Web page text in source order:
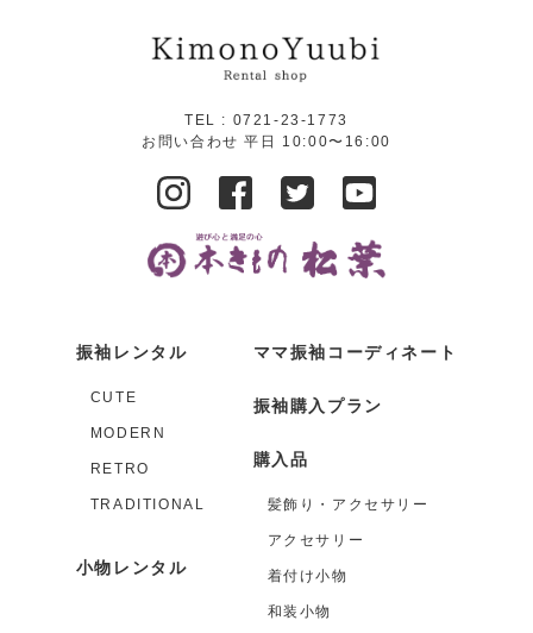
TEL : 0721-23-1773
お問い合わせ 平日 10:00〜16:00
振袖レンタル
CUTE
MODERN
RETRO
TRADITIONAL
小物レンタル
ママ振袖コーディネート
振袖購入プラン
購入品
髪飾り・アクセサリー
アクセサリー
着付け小物
和装小物